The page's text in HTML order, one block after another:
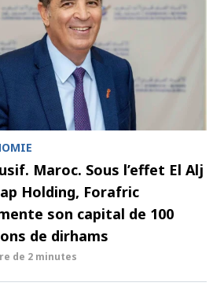
Maroc. Sous l’effet El Alj
Holding, Forafric
son capital de 100
de dirhams
de 2 minutes